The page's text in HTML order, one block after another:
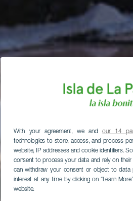
With your agreement, we andour 14
technologies to store, access, and process
website, IP addresses and cookie identifiers.
consent to process your data and rely on their
can withdraw your consent or object to data
interest at any time by clicking on “Learn
website.